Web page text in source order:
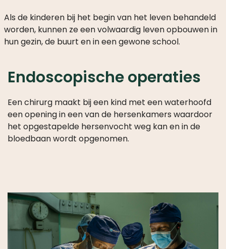
HELP
MEE
ALS
WAAROM
DOEN
WE
MET
MISSIE
EN
VISIE
Als de kinderen bij het begin van het leven behandeld
worden, kunnen ze een volwaardig leven opbouwen in
hun gezin, de buurt en in een gewone school.
Endoscopische operaties
Een chirurg maakt bij een kind met een waterhoofd
een opening in een van de hersenkamers waardoor
het opgestapelde hersenvocht weg kan en in de
bloedbaan wordt opgenomen.